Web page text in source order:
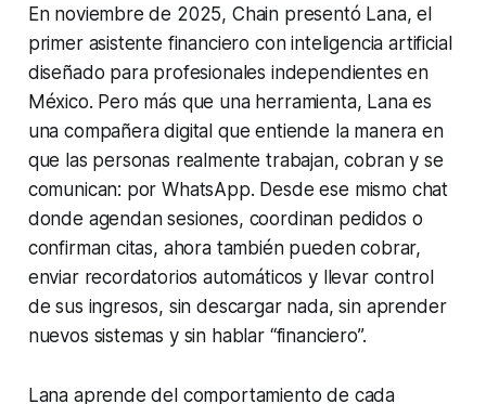
En noviembre de 2025, Chain presentó Lana, el
primer asistente financiero con inteligencia artificial
diseñado para profesionales independientes en
México. Pero más que una herramienta, Lana es
una compañera digital que entiende la manera en
que las personas realmente trabajan, cobran y se
comunican: por WhatsApp. Desde ese mismo chat
donde agendan sesiones, coordinan pedidos o
confirman citas, ahora también pueden cobrar,
enviar recordatorios automáticos y llevar control
de sus ingresos, sin descargar nada, sin aprender
nuevos sistemas y sin hablar “financiero”.
Lana aprende del comportamiento de cada